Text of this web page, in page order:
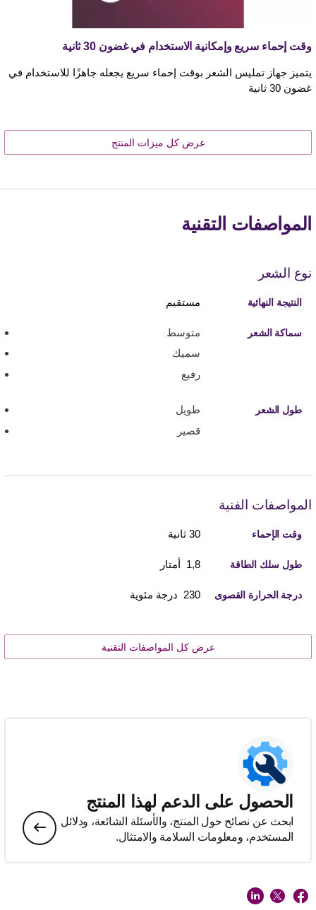
وقت إحماء سريع وإمكانية الاستخدام في غضون 30 ثانية
يتميز جهاز تمليس الشعر بوقت إحماء سريع يجعله جاهزًا للاستخدام في
غضون 30 ثانية
عرض كل ميزات المنتج
المواصفات التقنية
نوع الشعر
النتيجة النهائية مستقيم
سماكة الشعر
متوسط
سميك
رفيع
طول الشعر
طويل
قصير
المواصفات الفنية
وقت الإحماء 30 ثانية
طول سلك الطاقة 1,8 أمتار
درجة الحرارة القصوى 230 درجة مئوية
عرض كل المواصفات التقنية
الحصول على الدعم لهذا المنتج
ابحث عن نصائح حول المنتج، والأسئلة الشائعة، ودلائل
المستخدم، ومعلومات السلامة والامتثال.